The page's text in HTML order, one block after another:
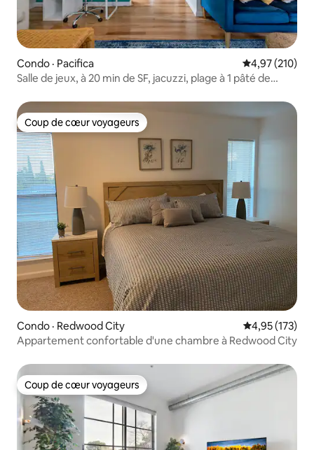
Condo · Pacifica Note
4,97 (210)
Salle de jeux, à 20 min de SF, jacuzzi, plage à 1 pâté de
Coup de cœur voyageurs
Coup de cœur voyageurs
Condo · Redwood City Note
4,95 (173)
Appartement confortable d'une chambre à Redwood City
Coup de cœur voyageurs
Coup de cœur voyageurs